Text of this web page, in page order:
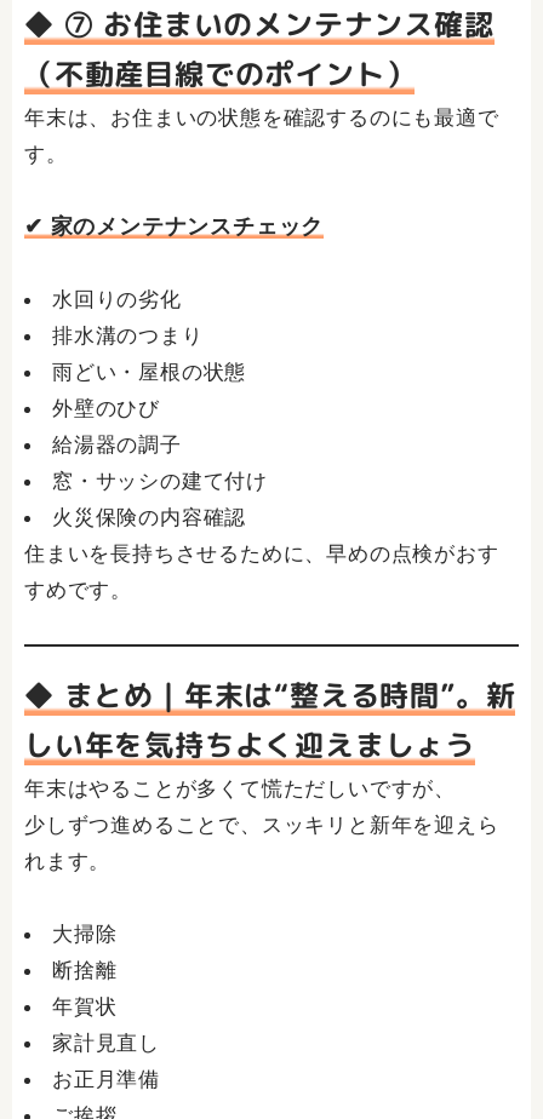
◆ ⑦ お住まいのメンテナンス確認
（不動産目線でのポイント）
年末は、お住まいの状態を確認するのにも最適で
す。
✔ 家のメンテナンスチェック
水回りの劣化
排水溝のつまり
雨どい・屋根の状態
外壁のひび
給湯器の調子
窓・サッシの建て付け
火災保険の内容確認
住まいを長持ちさせるために、早めの点検がおす
すめです。
◆ まとめ｜年末は“整える時間”。新
しい年を気持ちよく迎えましょう
年末はやることが多くて慌ただしいですが、
少しずつ進めることで、スッキリと新年を迎えら
れます。
大掃除
断捨離
年賀状
家計見直し
お正月準備